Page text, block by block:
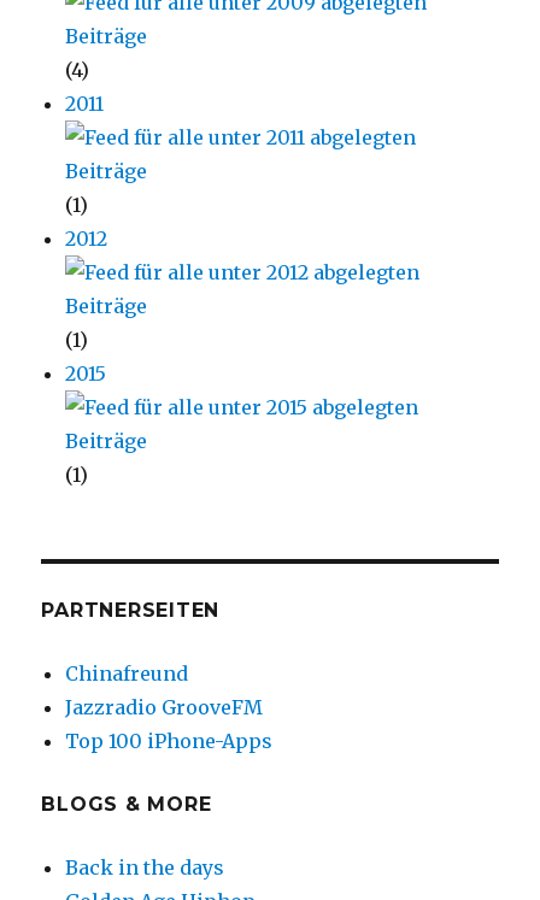
(4)
2011
(1)
2012
(1)
2015
(1)
PARTNERSEITEN
Chinafreund
Jazzradio GrooveFM
Top 100 iPhone-Apps
BLOGS & MORE
Back in the days